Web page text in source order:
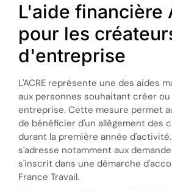
L'aide financière
pour les
d'entreprise
L'ACRE représente une des aides
aux personnes souhaitant créer
entreprise. Cette mesure permet
de bénéficier d'un allègement des
durant la première année
s'adresse notamment aux
s'inscrit dans une démarche
France Travail.